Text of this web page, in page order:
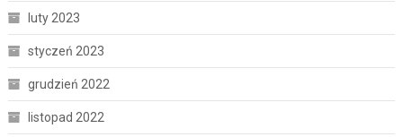
luty 2023
styczeń 2023
grudzień 2022
listopad 2022